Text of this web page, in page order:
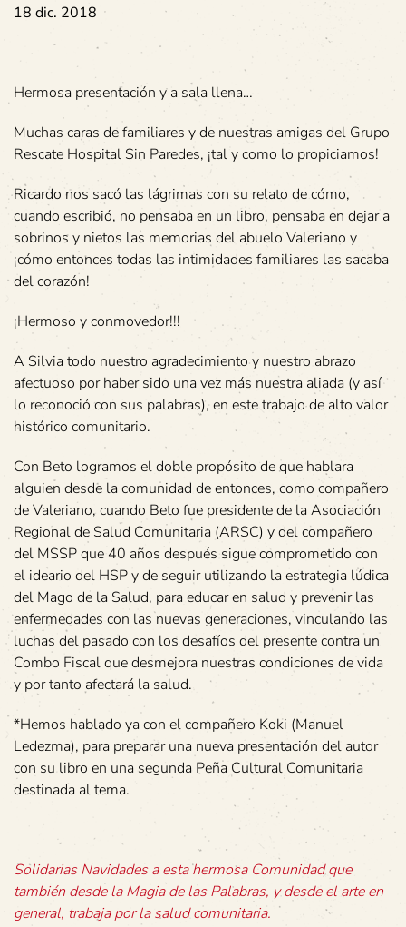
18 dic. 2018
Hermosa presentación y a sala llena…
Muchas caras de familiares y de nuestras amigas del Grupo
Rescate Hospital Sin Paredes, ¡tal y como lo propiciamos!
Ricardo nos sacó las lágrimas con su relato de cómo,
cuando escribió, no pensaba en un libro, pensaba en dejar a
sobrinos y nietos las memorias del abuelo Valeriano y
¡cómo entonces todas las intimidades familiares las sacaba
del corazón!
¡Hermoso y conmovedor!!!
A Silvia todo nuestro agradecimiento y nuestro abrazo
afectuoso por haber sido una vez más nuestra aliada (y así
lo reconoció con sus palabras), en este trabajo de alto valor
histórico comunitario.
Con Beto logramos el doble propósito de que hablara
alguien desde la comunidad de entonces, como compañero
de Valeriano, cuando Beto fue presidente de la Asociación
Regional de Salud Comunitaria (ARSC) y del compañero
del MSSP que 40 años después sigue comprometido con
el ideario del HSP y de seguir utilizando la estrategia lúdica
del Mago de la Salud, para educar en salud y prevenir las
enfermedades con las nuevas generaciones, vinculando las
luchas del pasado con los desafíos del presente contra un
Combo Fiscal que desmejora nuestras condiciones de vida
y por tanto afectará la salud.
*Hemos hablado ya con el compañero Koki (Manuel
Ledezma), para preparar una nueva presentación del autor
con su libro en una segunda Peña Cultural Comunitaria
destinada al tema.
Solidarias Navidades a esta hermosa Comunidad que
también desde la Magia de las Palabras, y desde el arte en
general, trabaja por la salud comunitaria.